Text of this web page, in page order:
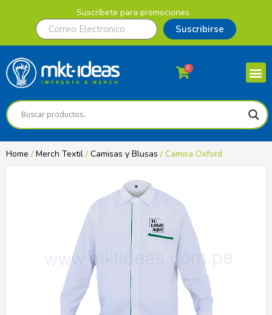
Suscríbete para promociones
Suscribirse
0
Home / Merch Textil / Camisas y Blusas / Camisa Oxford